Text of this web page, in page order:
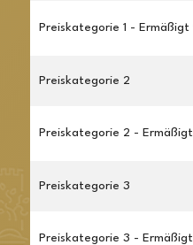
Preiskategorie 1 - Ermäßigt
Preiskategorie 2
Preiskategorie 2 - Ermäßigt
Preiskategorie 3
Preiskategorie 3 - Ermäßigt